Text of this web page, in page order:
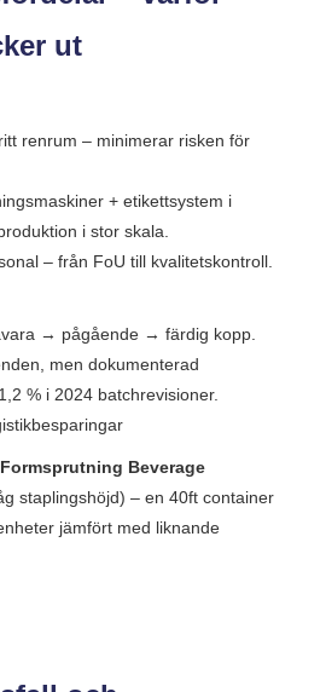
ut
renrum – minimerar risken för
+ etikettsystem i
i stor skala.
– från FoU till kvalitetskontroll.
→ pågående → färdig kopp.
men dokumenterad
% i 2024 batchrevisioner.
Beverage
staplingshöjd) – en 40ft container
jämfört med liknande